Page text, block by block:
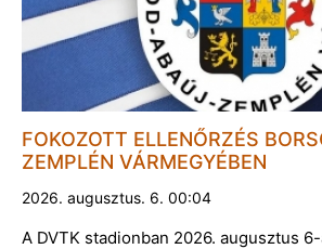
FOKOZOTT ELLENŐRZÉS
ZEMPLÉN VÁRMEGYÉBEN
2026. augusztus. 6. 00:04
A DVTK stadionban 2026. augusztus